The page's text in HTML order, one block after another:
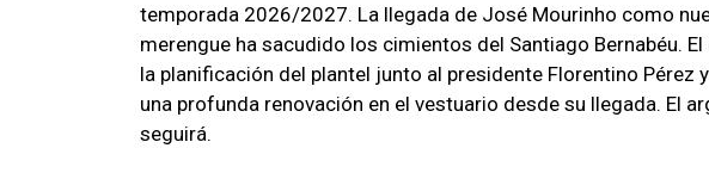
temporada 2026/2027. La llegada de José Mourinho como
merengue ha sacudido los cimientos del Santiago Bernabéu.
la planificación del plantel junto al presidente Florentino Pérez
una profunda renovación en el vestuario desde su llegada. El
seguirá.